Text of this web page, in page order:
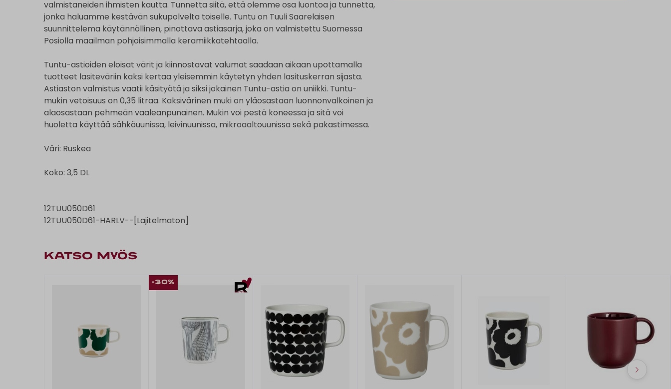
valmistaneiden ihmisten kautta. Tunnetta siitä, että olemme osa luontoa ja tunnetta,
jonka haluamme kestävän sukupolvelta toiselle. Tuntu on Tuuli Saarelaisen
suunnittelema käytännöllinen, pinottava astiasarja, joka on valmistettu Suomessa
Posiolla maailman pohjoisimmalla keramiikkatehtaalla.
Tuntu-astioiden eloisat värit ja kiinnostavat valumat saadaan aikaan upottamalla
tuotteet lasiteväriin kaksi kertaa yleisemmin käytetyn yhden lasituskerran sijasta.
Astiaston valmistus vaatii käsityötä ja siksi jokainen Tuntu-astia on uniikki. Tuntu-
mukin vetoisuus on 0,35 litraa. Kaksivärinen muki on yläosastaan luonnonvalkoinen ja
alaosastaan pehmeän vaaleanpunainen. Mukin voi pestä koneessa ja sitä voi
huoletta käyttää sähköuunissa, leivinuunissa, mikroaaltouunissa sekä pakastimessa.
Väri: Ruskea
Koko: 3,5 DL
12TUU050D61
12TUU050D61-HARLV--[Lajitelmaton]
KATSO MYÖS
-30%